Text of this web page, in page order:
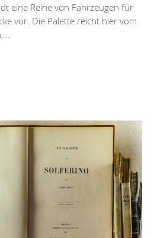
eine Reihe von Fahrzeugen für
vor. Die Palette reicht hier vom